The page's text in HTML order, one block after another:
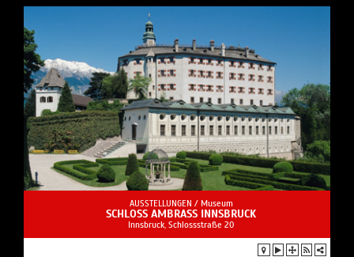
AUSSTELLUNGEN / Museum
SCHLOSS AMBRASS INNSBRUCK
Innsbruck, Schlossstraße 20